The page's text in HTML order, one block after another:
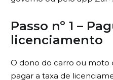
Passo nº 1 –
licenciamento
O dono do carro ou moto
pagar a taxa de